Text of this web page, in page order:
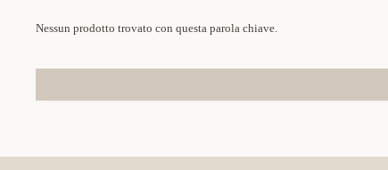
Nessun prodotto trovato con questa parola chiave.